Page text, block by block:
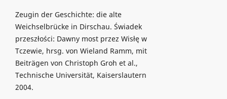
Zeugin der Geschichte: die alte
Weichselbrücke in Dirschau. Świadek
przeszłości: Dawny most przez Wisłę w
Tczewie, hrsg. von Wieland Ramm, mit
Beiträgen von Christoph Groh et al.,
Technische Universität, Kaiserslautern
2004.